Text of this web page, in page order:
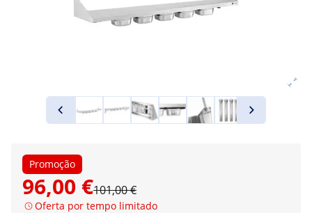
Promoção
96,00 €101,00 €
Oferta por tempo limitado